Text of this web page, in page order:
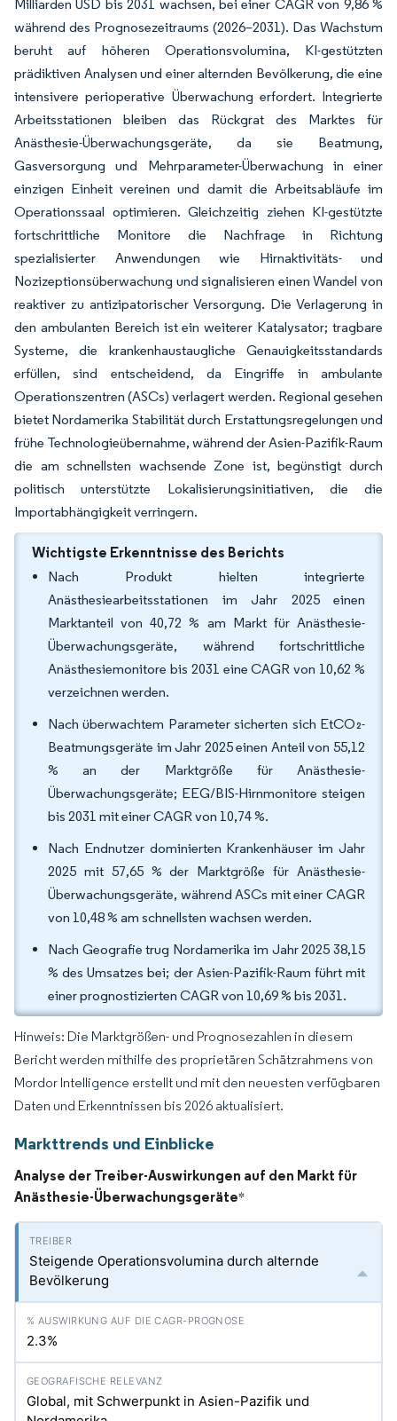
Milliarden USD bis 2031 wachsen, bei einer CAGR von 9,86 %
während des Prognosezeitraums (2026–2031). Das Wachstum
beruht auf höheren Operationsvolumina, KI-gestützten
prädiktiven Analysen und einer alternden Bevölkerung, die eine
intensivere perioperative Überwachung erfordert. Integrierte
Arbeitsstationen bleiben das Rückgrat des Marktes für
Anästhesie-Überwachungsgeräte, da sie Beatmung,
Gasversorgung und Mehrparameter-Überwachung in einer
einzigen Einheit vereinen und damit die Arbeitsabläufe im
Operationssaal optimieren. Gleichzeitig ziehen KI-gestützte
fortschrittliche Monitore die Nachfrage in Richtung
spezialisierter Anwendungen wie Hirnaktivitäts- und
Nozizeptionsüberwachung und signalisieren einen Wandel von
reaktiver zu antizipatorischer Versorgung. Die Verlagerung in
den ambulanten Bereich ist ein weiterer Katalysator; tragbare
Systeme, die krankenhaustaugliche Genauigkeitsstandards
erfüllen, sind entscheidend, da Eingriffe in ambulante
Operationszentren (ASCs) verlagert werden. Regional gesehen
bietet Nordamerika Stabilität durch Erstattungsregelungen und
frühe Technologieübernahme, während der Asien-Pazifik-Raum
die am schnellsten wachsende Zone ist, begünstigt durch
politisch unterstützte Lokalisierungsinitiativen, die die
Importabhängigkeit verringern.
Wichtigste Erkenntnisse des Berichts
Nach Produkt hielten integrierte
Anästhesiearbeitsstationen im Jahr 2025 einen
Marktanteil von 40,72 % am Markt für Anästhesie-
Überwachungsgeräte, während fortschrittliche
Anästhesiemonitore bis 2031 eine CAGR von 10,62 %
verzeichnen werden.
Nach überwachtem Parameter sicherten sich EtCO₂-
Beatmungsgeräte im Jahr 2025 einen Anteil von 55,12
% an der Marktgröße für Anästhesie-
Überwachungsgeräte; EEG/BIS-Hirnmonitore steigen
bis 2031 mit einer CAGR von 10,74 %.
Nach Endnutzer dominierten Krankenhäuser im Jahr
2025 mit 57,65 % der Marktgröße für Anästhesie-
Überwachungsgeräte, während ASCs mit einer CAGR
von 10,48 % am schnellsten wachsen werden.
Nach Geografie trug Nordamerika im Jahr 2025 38,15
% des Umsatzes bei; der Asien-Pazifik-Raum führt mit
einer prognostizierten CAGR von 10,69 % bis 2031.
Hinweis: Die Marktgrößen- und Prognosezahlen in diesem
Bericht werden mithilfe des proprietären Schätzrahmens von
Mordor Intelligence erstellt und mit den neuesten verfügbaren
Daten und Erkenntnissen bis 2026 aktualisiert.
Markttrends und Einblicke
Analyse der Treiber-Auswirkungen auf den Markt für
Anästhesie-Überwachungsgeräte*
Steigende Operationsvolumina durch alternde
Bevölkerung
2.3%
Global, mit Schwerpunkt in Asien-Pazifik und